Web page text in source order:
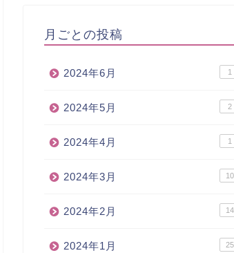
月ごとの投稿
2024年6月 1
2024年5月 2
2024年4月 1
2024年3月 10
2024年2月 14
2024年1月 25